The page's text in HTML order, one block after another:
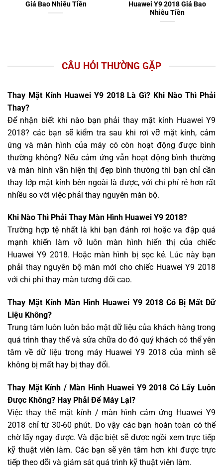
Giá Bao Nhiêu Tiền
Huawei Y9 2018 Giá Bao
Nhiêu Tiền
CÂU HỎI THƯỜNG GẶP
Thay Mặt Kính Huawei Y9 2018 Là Gì? Khi Nào Thì Phải
Thay?
Để nhận biết khi nào bạn phải thay mặt kính Huawei Y9
2018? các bạn sẽ kiểm tra sau khi rơi vỡ mặt kính, cảm
ứng và màn hình của máy có còn hoạt động được bình
thường không? Nếu cảm ứng vẫn hoạt động bình thường
và màn hình vẫn hiện thị đẹp bình thường thì bạn chỉ cần
thay lớp mặt kính bên ngoài là được, với chi phí rẻ hơn rất
nhiều so với việc phải thay nguyên màn bộ.
Khi Nào Thì Phải Thay Màn Hình Huawei Y9 2018?
Trường hợp tệ nhất là khi bạn đánh rơi hoặc va đập quá
mạnh khiến làm vỡ luôn màn hình hiển thị của chiếc
Huawei Y9 2018. Hoặc màn hình bị sọc kẻ. Lúc này bạn
phải thay nguyên bộ màn mới cho chiếc Huawei Y9 2018
với chi phí thay màn tương đối cao.
Thay Mặt Kính Màn Hình Huawei Y9 2018 Có Bị Mất Dữ
Liệu Không?
Trung tâm luôn luôn bảo mật dữ liệu của khách hàng trong
quá trình thay thế và sửa chữa do đó quý khách có thể yên
tâm về dữ liệu trong máy Huawei Y9 2018 của mình sẽ
không bị mất hay bị thay đổi.
Thay Mặt Kính / Màn Hình Huawei Y9 2018 Có Lấy Luôn
Được Không? Hay Phải Để Máy Lại?
Việc thay thế mặt kính / màn hình cảm ứng Huawei Y9
2018 chỉ từ 30-60 phút. Do vậy các bạn hoàn toàn có thể
chờ lấy ngay được. Và đặc biệt sẽ được ngồi xem trực tiếp
kỹ thuật viên làm. Các bạn sẽ yên tâm hơn khi được trực
tiếp theo dõi và giám sát quá trình kỹ thuật viên làm.